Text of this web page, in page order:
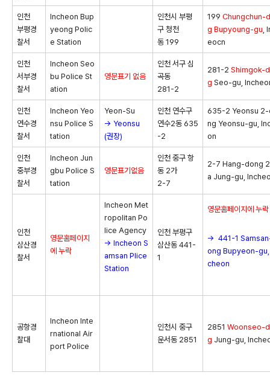
인천
부평경
찰서
Incheon Bup
yeong Polic
e Station
인천시 부평
구 청천
동 199
199 Chungchun-
g Bupyoung-gu ,
eocn
인천
서부경
찰서
Incheon Seo
bu Police St
ation
영문표기 없음
인천 서구 심
곡동
281-2
281-2 Shimgok-
g Seo-gu,
인천
연수경
찰서
Incheon Yeo
nsu Police S
tation
Yeon-Su
→ Yeonsu
(권장)
인천 연수구
연수2동 635
-2
635-2 Yeonsu
ng Yeonsu-gu,
on
인천
중부경
찰서
Incheon Jun
gbu Police S
tation
영문표기없음
인천 중구 항
동 2가
2-7
2-7 Hang-dong
a Jung-gu,
인천
삼산경
찰서
영문홈페이지
에 누락
Incheon Met
ropolitan Po
lice Agency
→ Incheon S
amsan Plice
Station
인천 부평구
삼산동 441-
1
영문홈페이지에 누락
→ 441-1
ong Bupyeon-gu,
cheon
공항경
찰대
Incheon Inte
rnational Air
port Police
인천시 중구
운서동 2851
2851 Woonseo-
g Jung-gu,